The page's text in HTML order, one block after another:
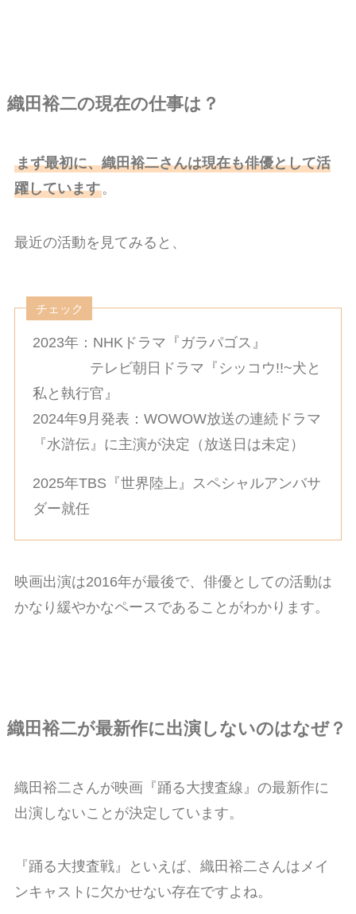
織田裕二の現在の仕事は？
まず最初に、織田裕二さんは現在も俳優として活
躍しています。
最近の活動を見てみると、
チェック
2023年：NHKドラマ『ガラパゴス』
テレビ朝日ドラマ『シッコウ!!~犬と
私と執行官』
2024年9月発表：WOWOW放送の連続ドラマ
『水滸伝』に主演が決定（放送日は未定）
2025年TBS『世界陸上』スペシャルアンバサ
ダー就任
映画出演は2016年が最後で、俳優としての活動は
かなり緩やかなペースであることがわかります。
織田裕二が最新作に出演しないのはなぜ？
織田裕二さんが映画『踊る大捜査線』の最新作に
出演しないことが決定しています。
『踊る大捜査戦』といえば、織田裕二さんはメイ
ンキャストに欠かせない存在ですよね。